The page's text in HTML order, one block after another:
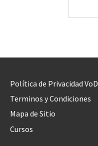
Política de Privacidad VoD
Terminos y Condiciones
Mapa de Sitio
Cursos